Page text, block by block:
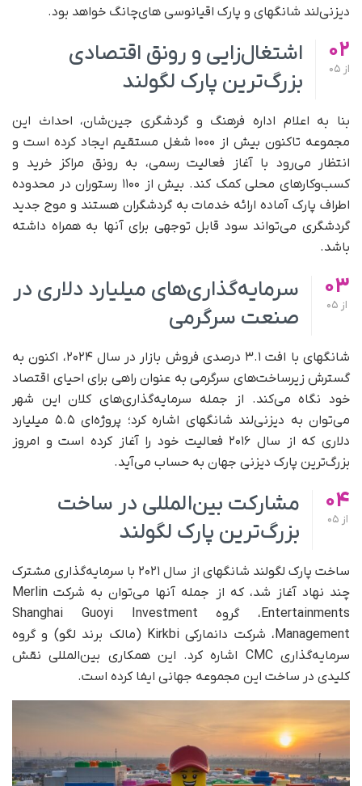
دیزنی‌لند شانگهای و پارک اقیانوسی های‌چانگ خواهد بود.
02
از
اشتغال‌زایی و رونق اقتصادی
بزرگ‌ترین پارک لگولند
بنا به اعلام اداره فرهنگ و گردشگری جین‌شان، احداث این
مجموعه تاکنون بیش از ۱۰۰۰ شغل مستقیم ایجاد کرده است و
انتظار می‌رود با آغاز فعالیت رسمی، به رونق مراکز خرید و
کسب‌وکارهای محلی کمک کند. بیش از ۱۱۰۰ رستوران در محدوده
اطراف پارک آماده ارائه خدمات به گردشگران هستند و موج جدید
گردشگری می‌تواند سود قابل‌ توجهی برای آنها به همراه داشته
باشد.
03
از
سرمایه‌گذاری‌های میلیارد دلاری در
صنعت سرگرمی
شانگهای با افت ۳.۱ درصدی فروش بازار در سال ۲۰۲۴، اکنون به
گسترش زیرساخت‌های سرگرمی به‌ عنوان راهی برای احیای اقتصاد
خود نگاه می‌کند. از جمله سرمایه‌گذاری‌های کلان این شهر
می‌توان به دیزنی‌لند شانگهای اشاره کرد؛ پروژه‌ای ۵.۵ میلیارد
دلاری که از سال ۲۰۱۶ فعالیت خود را آغاز کرده است و امروز
بزرگ‌ترین پارک دیزنی جهان به‌ حساب می‌آید.
04
از
مشارکت بین‌المللی در ساخت
بزرگ‌ترین پارک لگولند
ساخت پارک لگولند شانگهای از سال ۲۰۲۱ با سرمایه‌گذاری مشترک
چند نهاد آغاز شد، که از جمله آنها می‌توان به شرکت Merlin
Entertainments، گروه Shanghai Guoyi Investment
Management، شرکت دانمارکی Kirkbi (مالک برند لگو) و گروه
سرمایه‌گذاری CMC اشاره کرد. این همکاری بین‌المللی نقش
کلیدی در ساخت این مجموعه جهانی ایفا کرده است.